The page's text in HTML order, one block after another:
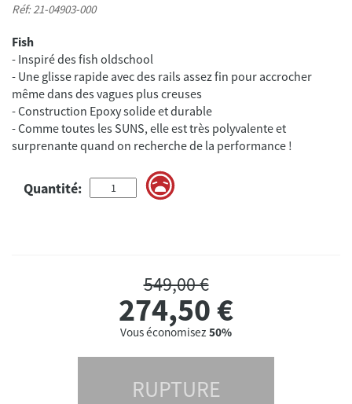
Réf: 21-04903-000
Fish
- Inspiré des fish oldschool
- Une glisse rapide avec des rails assez fin pour accrocher
même dans des vagues plus creuses
- Construction Epoxy solide et durable
- Comme toutes les SUNS, elle est très polyvalente et
surprenante quand on recherche de la performance !
Quantité:
549,00 €
274,50€
Vous économisez 50%
RUPTURE